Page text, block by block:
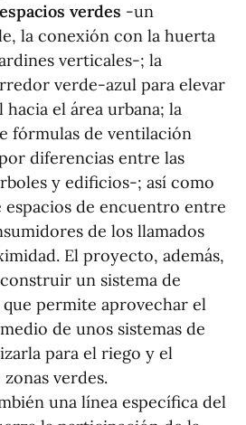
verdes -un
la conexión con la huerta
verticales-; la
verde-azul para elevar
el área urbana; la
fórmulas de ventilación
diferencias entre las
y edificios-; así como
de encuentro entre
de los llamados
El proyecto, además,
un sistema de
permite aprovechar el
de unos sistemas de
para el riego y el
verdes.
una línea específica del